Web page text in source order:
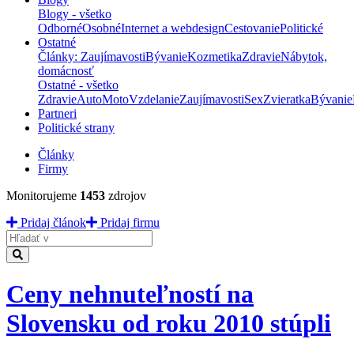
Blogy - všetko
OdbornéOsobnéInternet a webdesignCestovaniePolitické
Ostatné
Články: ZaujímavostiBývanieKozmetikaZdravieNábytok,
domácnosť
Ostatné - všetko
ZdravieAutoMotoVzdelanieZaujímavostiSexZvieratkaBývanie
Partneri
Politické strany
Články
Firmy
Monitorujeme 1453 zdrojov
Pridaj článok
Pridaj firmu
Hladať
Ceny nehnuteľností na
Slovensku od roku 2010 stúpli